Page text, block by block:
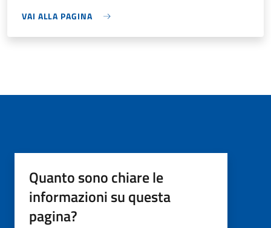
VAI ALLA PAGINA
Quanto sono chiare le
informazioni su questa
pagina?